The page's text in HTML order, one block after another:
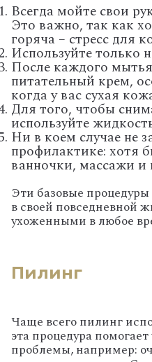
Всегда мойте свои
Это важно, так как
горяча – стресс для
Используйте только
После каждого
питательный крем,
когда у вас сухая
Для того, чтобы
используйте
Ни в коем случае не
профилактике: хотя
ванночки, массажи и
Эти базовые
в своей повседневной
ухоженными в любое
Пилинг
Чаще всего пилинг
эта процедура
проблемы, например: